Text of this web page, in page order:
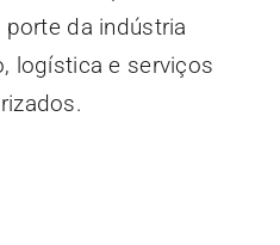
da indústria
logística e serviços